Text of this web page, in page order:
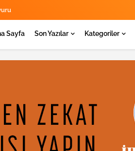
Sayfa Son Yazılar Kategoriler